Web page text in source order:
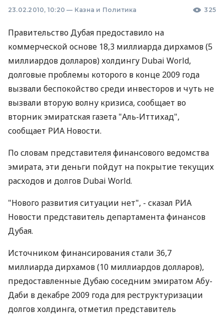
23.02.2010, 10:20 — Казна и Политика 325
Правительство Дубая предоставило на
коммерческой основе 18,3 миллиарда дирхамов (5
миллиардов долларов) холдингу Dubai World,
долговые проблемы которого в конце 2009 года
вызвали беспокойство среди инвесторов и чуть не
вызвали вторую волну кризиса, сообщает во
вторник эмиратская газета "Аль-Иттихад",
сообщает РИА Новости.
По словам представителя финансового ведомства
эмирата, эти деньги пойдут на покрытие текущих
расходов и долгов Dubai World.
"Нового развития ситуации нет", - сказал РИА
Новости представитель департамента финансов
Дубая.
Источником финансирования стали 36,7
миллиарда дирхамов (10 миллиардов долларов),
предоставленные Дубаю соседним эмиратом Абу-
Даби в декабре 2009 года для реструктуризации
долгов холдинга, отметил представитель